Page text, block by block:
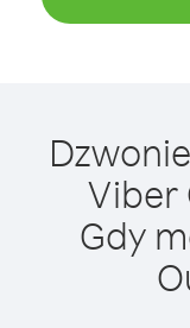
Viber
Gdy